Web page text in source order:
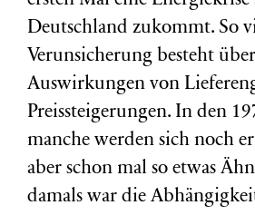
Deutschland zukommt. So
Verunsicherung besteht
Auswirkungen von
Preissteigerungen. In den
manche werden sich noch
aber schon mal so etwas
damals war die